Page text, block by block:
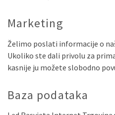
Marketing
Želimo poslati informacije o
Ukoliko ste dali privolu za
kasnije ju možete slobodno
Baza podataka